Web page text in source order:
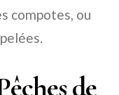
compotes, ou
de